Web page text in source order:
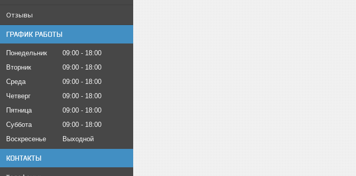
Отзывы
ГРАФИК РАБОТЫ
Понедельник 09:00
18:00
Вторник
09:00
18:00
Среда
09:00
18:00
Четверг
09:00
18:00
Пятница
09:00
18:00
Суббота
09:00
18:00
Воскресенье
Выходной
КОНТАКТЫ